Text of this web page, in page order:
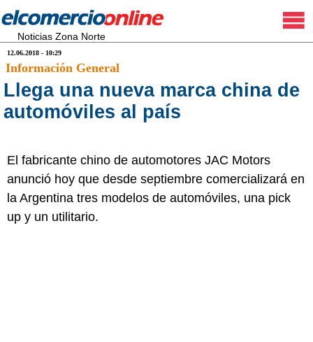
Noticias Zona Norte
12.06.2018 - 10:29
Información General
Llega una nueva marca china de
automóviles al país
El fabricante chino de automotores JAC Motors
anunció hoy que desde septiembre comercializará en
la Argentina tres modelos de automóviles, una pick
up y un utilitario.